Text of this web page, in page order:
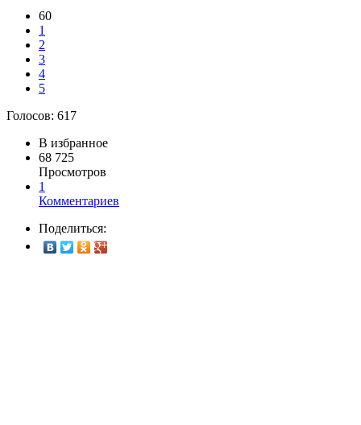
60
1
2
3
4
5
Голосов: 617
В избранное
68 725
Просмотров
1
Комментариев
Поделиться: